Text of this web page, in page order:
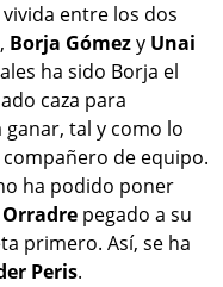
entre los dos
, Borja Gómezy Unai
ha sido Borja el
caza para
tal y como lo
de equipo.
ha podido poner
Orradre pegado a su
primero. Así, se ha
Peris.